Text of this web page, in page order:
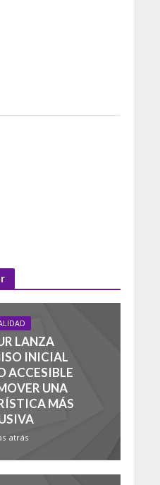
LANZA
INICIAL
ACCESIBLE
UNA
MÁS
atrás